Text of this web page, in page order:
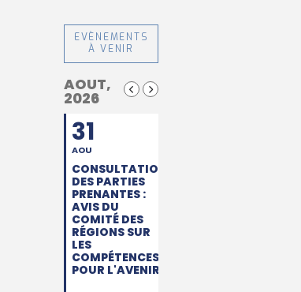
EVÈNEMENTS
À VENIR
AOUT,
2026
31
AOU
CONSULTATION
DES PARTIES
PRENANTES :
AVIS DU
COMITÉ DES
RÉGIONS SUR
LES
COMPÉTENCES
POUR L'AVENIR